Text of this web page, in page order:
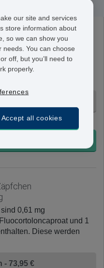
Fluocortolonpivalat,
5 mg
0,61 mg
und 1
Diese werden
- 73,95 €
our site and services
store information about
so we can show you
needs. You can choose
off, but you’ll need to
properly.
Accept all cookies